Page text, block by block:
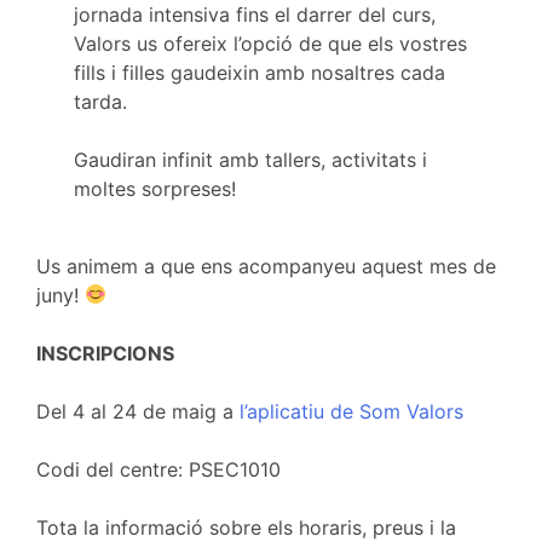
jornada intensiva fins el darrer del curs,
Valors us ofereix l’opció de que els vostres
fills i filles gaudeixin amb nosaltres cada
tarda.
Gaudiran infinit amb tallers, activitats i
moltes sorpreses!
Us animem a que ens acompanyeu aquest mes de
juny!
INSCRIPCIONS
Del 4 al 24 de maig a l’aplicatiu de Som Valors
Codi del centre: PSEC1010
Tota la informació sobre els horaris, preus i la